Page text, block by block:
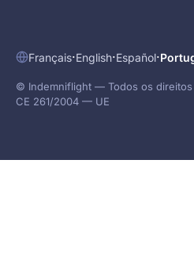
Français·English·Español·
© Indemniflight — Todos os direitos
CE 261/2004 — UE